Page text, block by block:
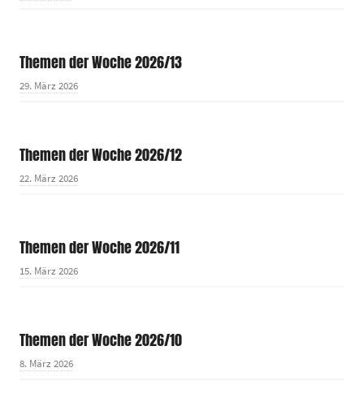
Themen der Woche 2026/13
29. März 2026
Themen der Woche 2026/12
22. März 2026
Themen der Woche 2026/11
15. März 2026
Themen der Woche 2026/10
8. März 2026